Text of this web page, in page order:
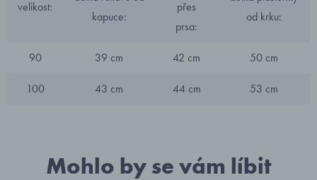
velikost:
kapuce:
přes
prsa:
od krku:
90 39 cm 42 cm 50 cm
100 43 cm 44 cm 53 cm
Mohlo by se vám líbit